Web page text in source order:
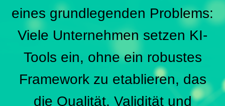
eines grundlegenden Problems:
Viele Unternehmen setzen KI-
Tools ein, ohne ein robustes
Framework zu etablieren, das
die Qualität, Validität und